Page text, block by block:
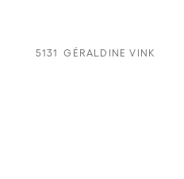
5131 GÉRALDINE VINK